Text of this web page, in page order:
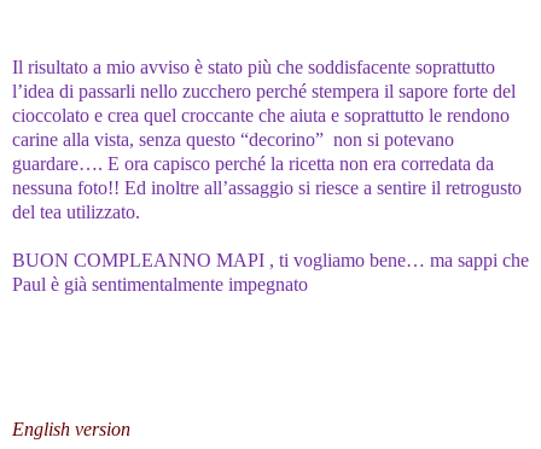
Il risultato a mio avviso è stato più che soddisfacente soprattutto
l’idea di passarli nello zucchero perché stempera il sapore forte del
cioccolato e crea quel croccante che aiuta e soprattutto le rendono
carine alla vista, senza questo “decorino” non si potevano
guardare…. E ora capisco perché la ricetta non era corredata da
nessuna foto!! Ed inoltre all’assaggio si riesce a sentire il retrogusto
del tea utilizzato.
BUON COMPLEANNO MAPI , ti vogliamo bene… ma sappi che
Paul è già sentimentalmente impegnato
English version